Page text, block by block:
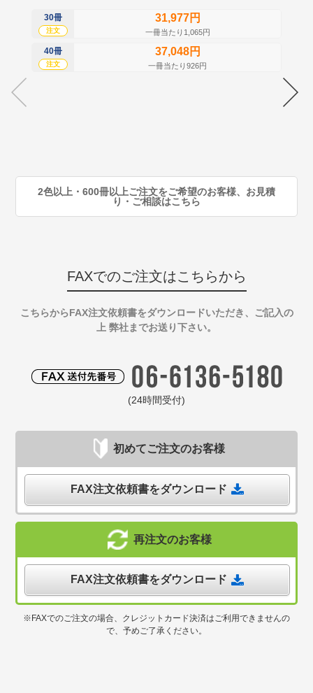
30冊
注文
31,977円
一冊当たり1,065円
40冊
注文
37,048円
一冊当たり926円
2色以上・600冊以上ご注文をご希望のお客様、お見積
り・ご相談はこちら
FAXでのご注文はこちらから
こちらからFAX注文依頼書をダウンロードいただき、ご記入の
上 弊社までお送り下さい。
(24時間受付)
初めてご注文のお客様
FAX注文依頼書をダウンロード
再注文のお客様
FAX注文依頼書をダウンロード
※FAXでのご注文の場合、クレジットカード決済はご利用できませんの
で、予めご了承ください。